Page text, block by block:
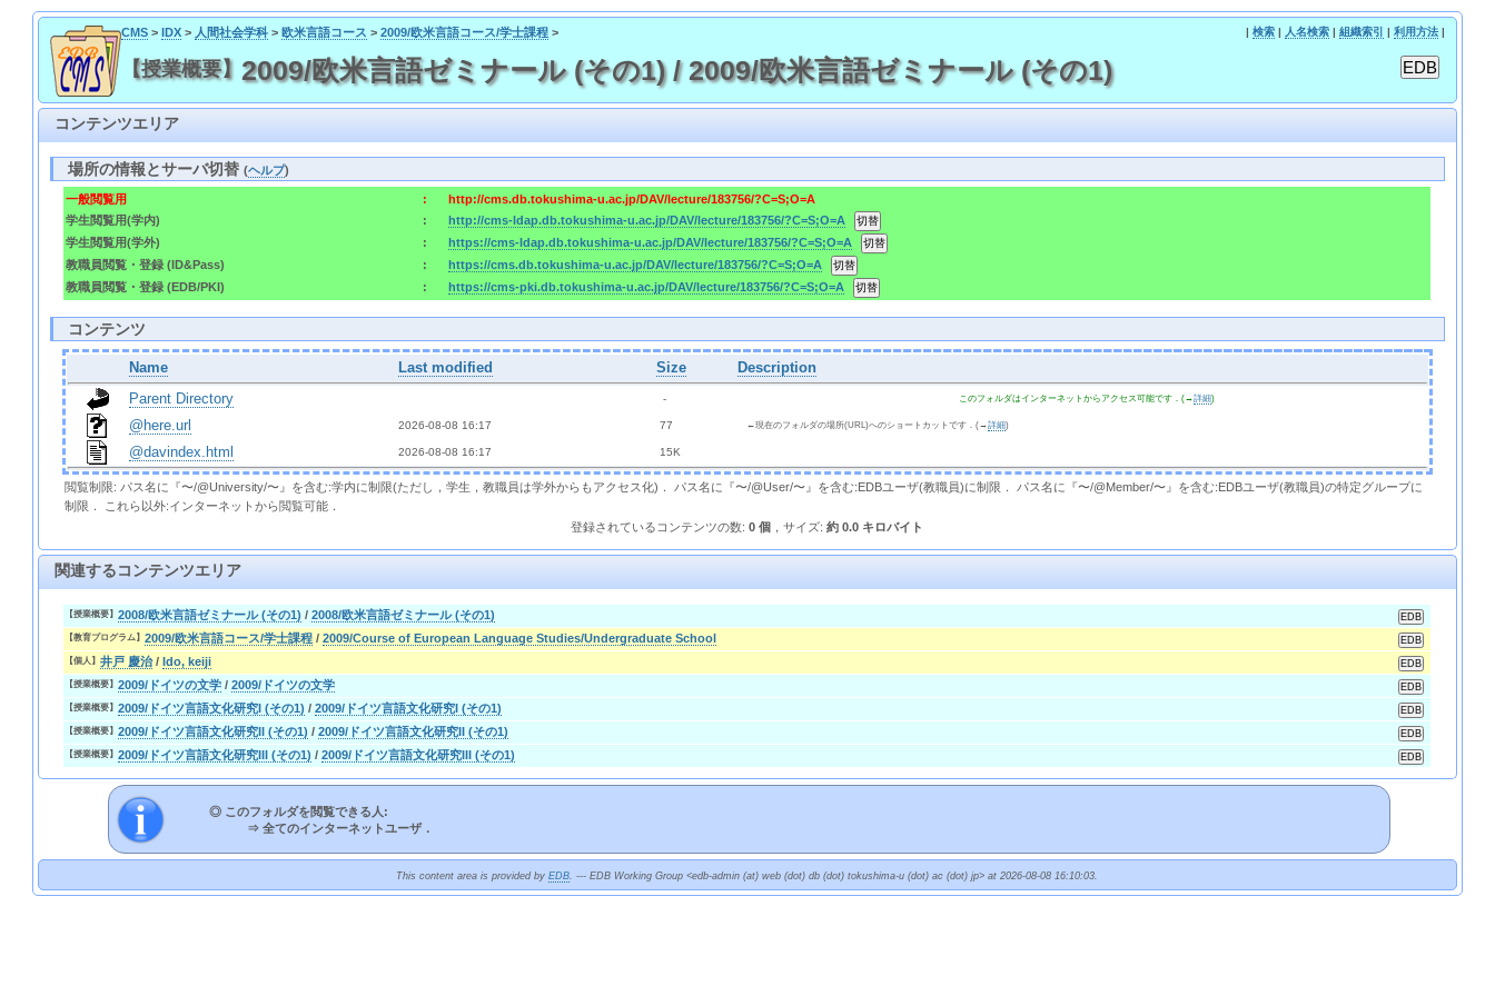
CMS> IDX> 人間社会学科> 欧米言語コース > 2009/欧米言語コース/学士課程> | 検索| 人名検索| 組織索引 | 利用方法|
【授業概要】 2009/欧米言語ゼミナール (その1) / 2009/欧米言語ゼミナール (その1)
コンテンツエリア
場所の情報とサーバ切替(ヘルプ)
一般閲覧用 :
http://cms.db.tokushima-u.ac.jp/DAV/lecture/183756/?C=S;O=A
学生閲覧用(学内)
:
http://cms-ldap.db.tokushima-u.ac.jp/DAV/lecture/183756/?C=S;O=A
学生閲覧用(学外)
:
https://cms-ldap.db.tokushima-u.ac.jp/DAV/lecture/183756/?C=S;O=A
教職員閲覧・登録 (ID&Pass)
:
https://cms.db.tokushima-u.ac.jp/DAV/lecture/183756/?C=S;O=A
教職員閲覧・登録 (EDB/PKI)
: https://cms-pki.db.tokushima-u.ac.jp/DAV/lecture/183756/?C=S;O=A
コンテンツ
Name Last modified Size
Description
Parent Directory
  -
このフォルダはインターネットからアクセス可能です．(→詳細)
@here.url 2026-08-08 16:17 77 ←現在のフォルダの場所(URL)へのショートカットです．(→詳細)
@davindex.html 2026-08-08 16:17 15K
閲覧制限: パス名に『〜/@University/〜』を含む:学内に制限(ただし，学生，教職員は学外からもアクセス化)． パス名に『〜/@User/〜』を含む:EDBユーザ(教職員)に制限． パス名に『〜/@Member/〜』を含む:EDBユーザ(教職員)の特定グループに
制限． これら以外:インターネットから閲覧可能．
登録されているコンテンツの数:0 個 ，サイズ:約 0.0 キロバイト
関連するコンテンツエリア
【授業概要】2008/欧米言語ゼミナール (その1) /2008/欧米言語ゼミナール (その1)
【教育プログラム】2009/欧米言語コース/学士課程 /2009/Course of European Language Studies/Undergraduate School
【個人】井戸 慶治/Ido, keiji
【授業概要】2009/ドイツの文学 /2009/ドイツの文学
【授業概要】2009/ドイツ言語文化研究I (その1) /2009/ドイツ言語文化研究I (その1)
【授業概要】2009/ドイツ言語文化研究II (その1) /2009/ドイツ言語文化研究II (その1)
【授業概要】2009/ドイツ言語文化研究III (その1) /2009/ドイツ言語文化研究III (その1)
◎ このフォルダを閲覧できる人:
⇒全てのインターネットユーザ．
This content area is provided byEDB. --- EDB Working Group <edb-admin (at) web (dot) db (dot) tokushima-u (dot) ac (dot) jp> at 2026-08-08 16:10:03.